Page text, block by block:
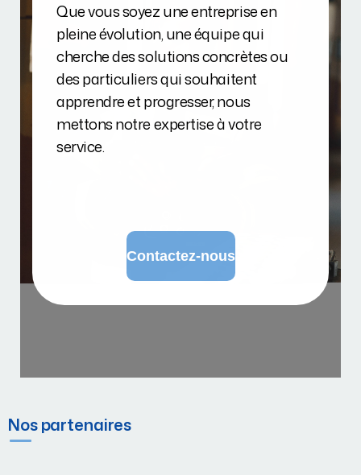
Que vous soyez une entreprise en
pleine évolution, une équipe qui
cherche des solutions concrètes ou
des particuliers qui souhaitent
apprendre et progresser, nous
mettons notre expertise à votre
service.
Nos partenaires